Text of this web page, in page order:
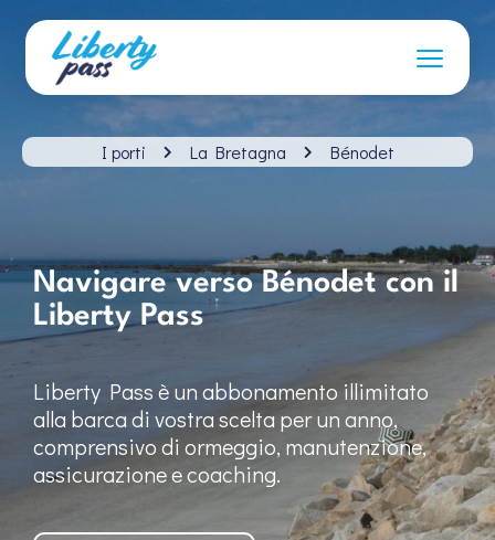
I porti La Bretagna Bénodet
Navigare verso Bénodet con il
Liberty Pass
Liberty Pass è un abbonamento illimitato
alla barca di vostra scelta per un anno,
comprensivo di ormeggio, manutenzione,
assicurazione e coaching.